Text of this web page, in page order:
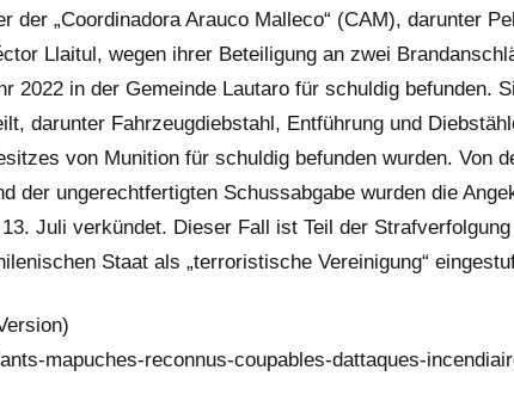
der „Coordinadora Arauco Malleco“ (CAM), darunter
Llaitul, wegen ihrer Beteiligung an zwei
2022 in der Gemeinde Lautaro für schuldig befunden.
darunter Fahrzeugdiebstahl, Entführung und
von Munition für schuldig befunden wurden. Von
der ungerechtfertigten Schussabgabe wurden die
Juli verkündet. Dieser Fall ist Teil der
Staat als „terroristische Vereinigung“
mapuches-reconnus-coupables-dattaques-